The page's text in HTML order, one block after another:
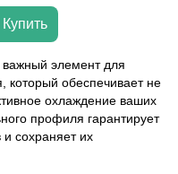
Купить
элемент для
который обеспечивает не
охлаждение ваших
профиля гарантирует
и сохраняет их